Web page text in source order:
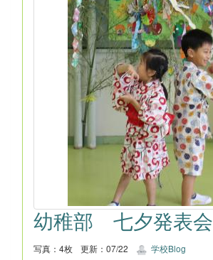
幼稚部 七夕発表会
写真：4枚 更新：07/22 学校Blog